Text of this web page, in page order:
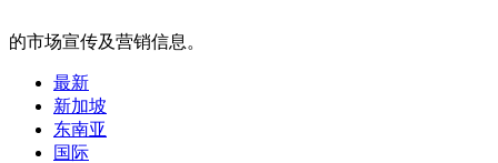
的市场宣传及营销信息。
最新
新加坡
东南亚
国际